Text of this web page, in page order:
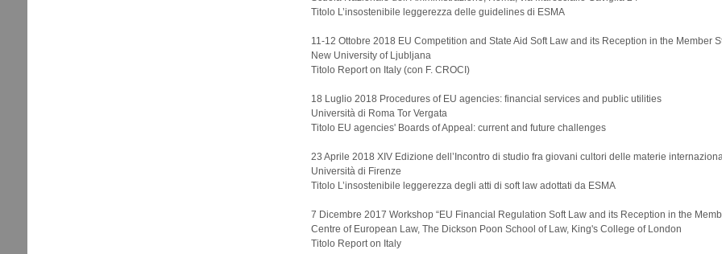
Titolo L’insostenibile leggerezza delle guidelines di ESMA
11-12 Ottobre 2018 EU Competition and State Aid Soft Law and its Reception in the Member
New University of Ljubljana
Titolo Report on Italy (con F. CROCI)
18 Luglio 2018 Procedures of EU agencies: financial services and public utilities
Università di Roma Tor Vergata
Titolo EU agencies' Boards of Appeal: current and future challenges
23 Aprile 2018 XIV Edizione dell’Incontro di studio fra giovani cultori delle materie
Università di Firenze
Titolo L’insostenibile leggerezza degli atti di soft law adottati da ESMA
7 Dicembre 2017 Workshop “EU Financial Regulation Soft Law and its Reception in the
Centre of European Law, The Dickson Poon School of Law, King's College of London
Titolo Report on Italy